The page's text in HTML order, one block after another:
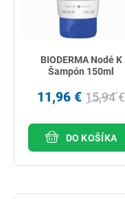
BIODERMA Nodé K
Šampón 150ml
11,96 € 15,94 €
DO KOŠÍKA